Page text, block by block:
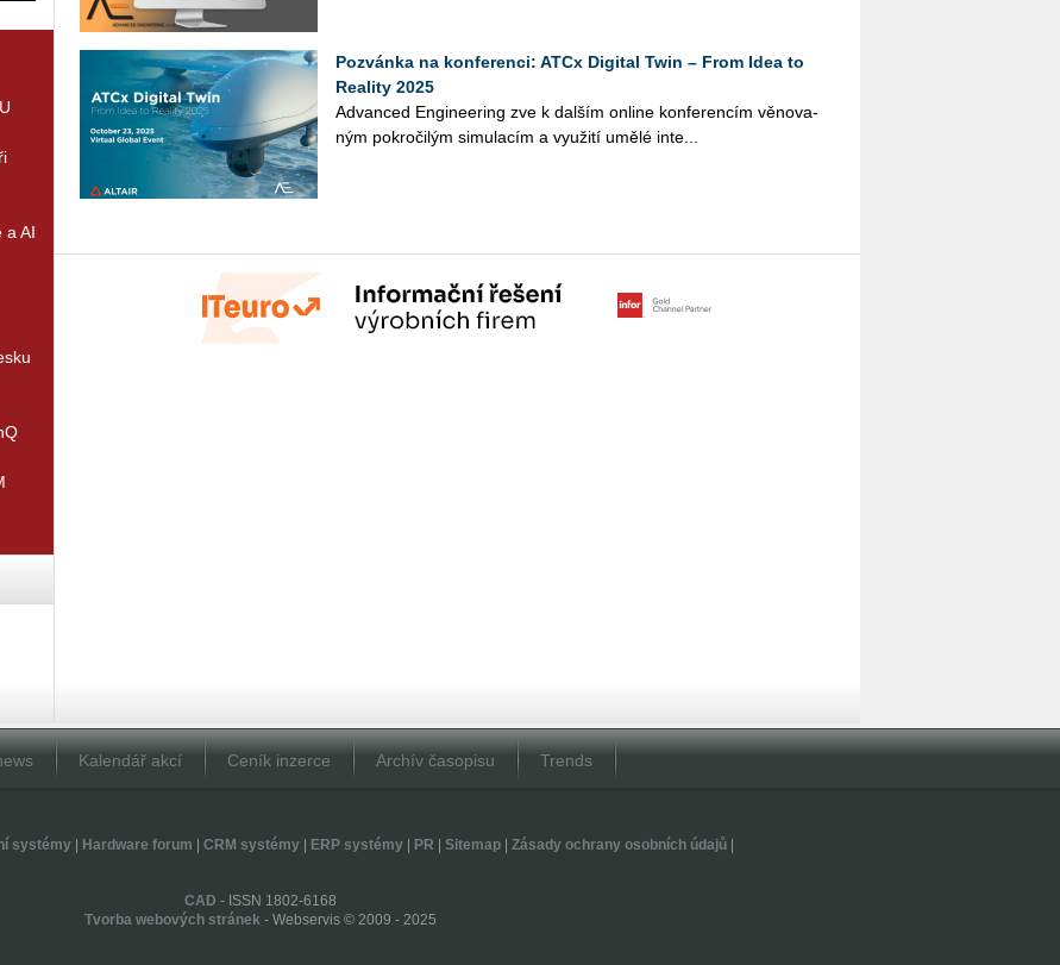
a AI
Pozvánka na konferenci: ATCx Digital Twin – From Idea to
Reality 2025
Advan­ced En­gi­nee­ring zve k dal­ším on­li­ne kon­fe­ren­cím vě­no­va­
ným po­kro­či­lým si­mu­la­cím a vy­u­ži­tí umělé in­te­...
Kalendář akcí Ceník inzerce Archív časopisu Trends
systémy| Hardware forum CRM systémy| ERP systémy| PR Sitemap| Zásady ochrany osobních údajů|
CAD - ISSN 1802-6168
Tvorba webových stránek - Webservis © 2009 - 2025